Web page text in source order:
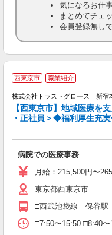
気になるお仕
まとめてチェ
会員登録無し
西東京市 職業紹介
株式会社トラストグロース 新
【西東京市】地域医療を
・正社員＞◆福利厚生充
病院での医療事務
月給：215,500円〜
東京都西東京市
□西武池袋線 保谷駅
□7:50〜15:50 □8:40